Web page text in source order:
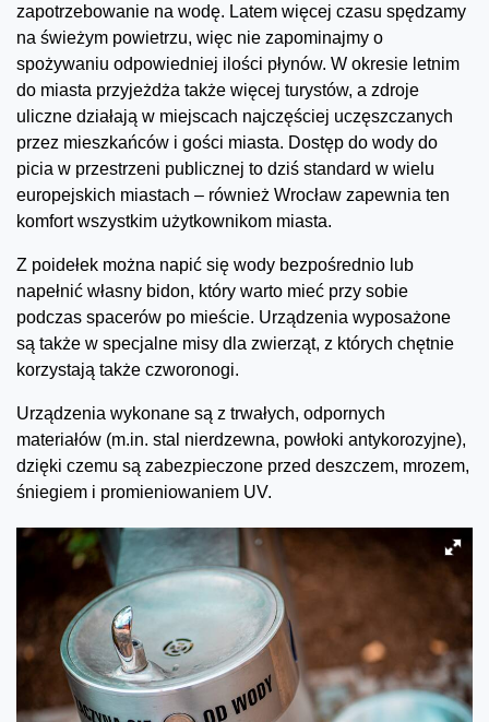
zapotrzebowanie na wodę. Latem więcej czasu spędzamy
na świeżym powietrzu, więc nie zapominajmy o
spożywaniu odpowiedniej ilości płynów. W okresie letnim
do miasta przyjeżdża także więcej turystów, a zdroje
uliczne działają w miejscach najczęściej uczęszczanych
przez mieszkańców i gości miasta. Dostęp do wody do
picia w przestrzeni publicznej to dziś standard w wielu
europejskich miastach – również Wrocław zapewnia ten
komfort wszystkim użytkownikom miasta.
Z poidełek można napić się wody bezpośrednio lub
napełnić własny bidon, który warto mieć przy sobie
podczas spacerów po mieście. Urządzenia wyposażone
są także w specjalne misy dla zwierząt, z których chętnie
korzystają także czworonogi.
Urządzenia wykonane są z trwałych, odpornych
materiałów (m.in. stal nierdzewna, powłoki antykorozyjne),
dzięki czemu są zabezpieczone przed deszczem, mrozem,
śniegiem i promieniowaniem UV.